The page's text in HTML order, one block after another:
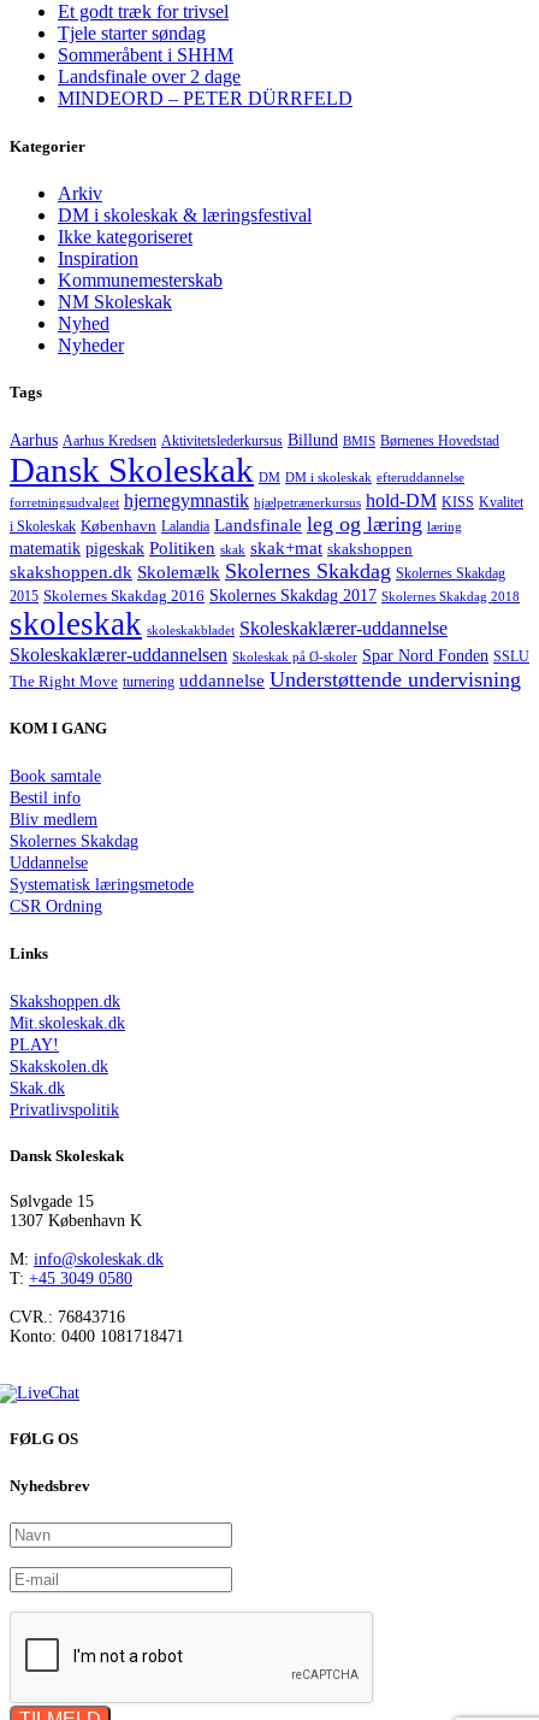
Et godt træk for trivsel
Tjele starter søndag
Sommeråbent i SHHM
Landsfinale over 2 dage
MINDEORD – PETER DÜRRFELD
Kategorier
Arkiv
DM i skoleskak & læringsfestival
Ikke kategoriseret
Inspiration
Kommunemesterskab
NM Skoleskak
Nyhed
Nyheder
Tags
Aarhus Aarhus Kredsen Aktivitetslederkursus Billund BMIS Børnenes Hovedstad
Dansk Skoleskak DM DM i skoleskak efteruddannelse
forretningsudvalget hjernegymnastik hjælpetrænerkursus hold-DM KISS Kvalitet
i Skoleskak København Lalandia Landsfinale leg og læring læring
matematik pigeskak Politiken skak skak+mat skakshoppen
skakshoppen.dk Skolemælk Skolernes Skakdag Skolernes Skakdag
2015 Skolernes Skakdag 2016 Skolernes Skakdag 2017 Skolernes Skakdag 2018
skoleskak skoleskakbladet Skoleskaklærer-uddannelse
Skoleskaklærer-uddannelsen Skoleskak på Ø-skoler Spar Nord Fonden SSLU
The Right Move turnering uddannelse Understøttende undervisning
KOM I GANG
Book samtale
Bestil info
Bliv medlem
Skolernes Skakdag
Uddannelse
Systematisk læringsmetode
CSR Ordning
Links
Skakshoppen.dk
Mit.skoleskak.dk
PLAY!
Skakskolen.dk
Skak.dk
Privatlivspolitik
Dansk Skoleskak
Sølvgade 15
1307 København K
M: info@skoleskak.dk
T: +45 3049 0580
CVR.: 76843716
Konto: 0400 1081718471
FØLG OS
Nyhedsbrev